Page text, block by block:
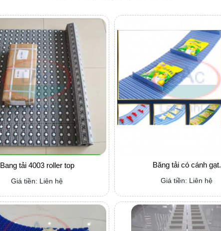
Bang tải 4003 roller top
Giá tiền: Liên hệ
Băng tải có cánh gạt.
Giá tiền: Liên hệ